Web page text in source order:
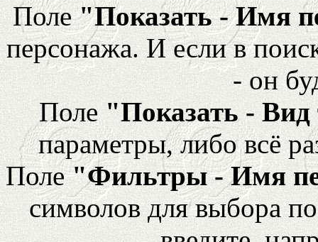
Поле"Показать - Имя
персонажа. И если в
- он
Поле "Показать -
параметры, либо всё
Поле"Фильтры - Имя
символов для выбора